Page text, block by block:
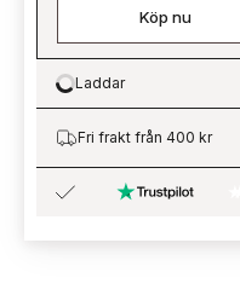
Köp nu
Loading…
Laddar
Fri frakt från 400 kr